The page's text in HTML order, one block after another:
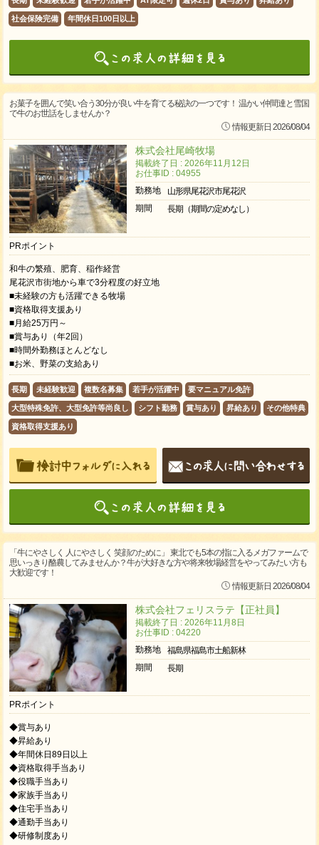
社会保険完備 年間休日100日以上
お菓子を囲んで笑い合う30分が良い牛を育てる秘訣の一つです！ 温かい仲間達と雪国
で牛のお世話をしませんか？
情報更新日 2026/08/04
株式会社尾崎牧場
掲載終了日 : 2026年11月12日
お仕事ID : 04955
勤務地
山形県尾花沢市尾花沢
期間
長期（期間の定めなし）
PRポイント
和牛の繁殖、肥育、稲作経営
尾花沢市街地から車で3分程度の好立地
■未経験の方も活躍できる牧場
■資格取得支援あり
■月給25万円～
■賞与あり（年2回）
■時間外勤務ほとんどなし
■お米、野菜の支給あり
長期 未経験歓迎 複数名募集 若手が活躍中 要マニュアル免許
大型特殊免許、大型免許等尚良し シフト勤務 賞与あり 昇給あり その他特典
資格取得支援あり
「牛にやさしく 人にやさしく 笑顔のために」 東北でも5本の指に入るメガファームで
思いっきり酪農してみませんか？牛が大好きな方や将来牧場経営をやってみたい方も
大歓迎です！
情報更新日 2026/08/04
株式会社フェリスラテ【正社員】
掲載終了日 : 2026年11月8日
お仕事ID : 04220
勤務地
福島県福島市土船新林
期間
長期
PRポイント
◆賞与あり
◆昇給あり
◆年間休日89日以上
◆資格取得手当あり
◆役職手当あり
◆家族手当あり
◆住宅手当あり
◆通勤手当あり
◆研修制度あり